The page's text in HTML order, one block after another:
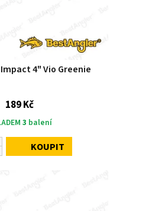
4" Vio Greenie
189 Kč
3 balení
KOUPIT